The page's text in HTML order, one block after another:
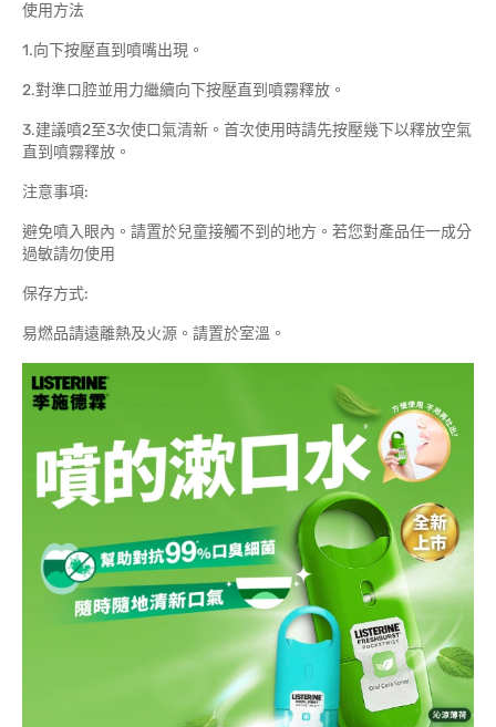
使用方法
1.向下按壓直到噴嘴出現。
2.對準口腔並用力繼續向下按壓直到噴霧釋放。
3.建議噴2至3次使口氣清新。首次使用時請先按壓幾下以釋放空氣
直到噴霧釋放。
注意事項:
避免噴入眼內。請置於兒童接觸不到的地方。若您對產品任一成分
過敏請勿使用
保存方式:
易燃品請遠離熱及火源。請置於室溫。